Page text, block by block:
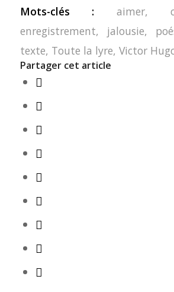
Mots-clés : aimer,
enregistrement, jalousie,
texte, Toute la lyre, Victor
Partager cet article